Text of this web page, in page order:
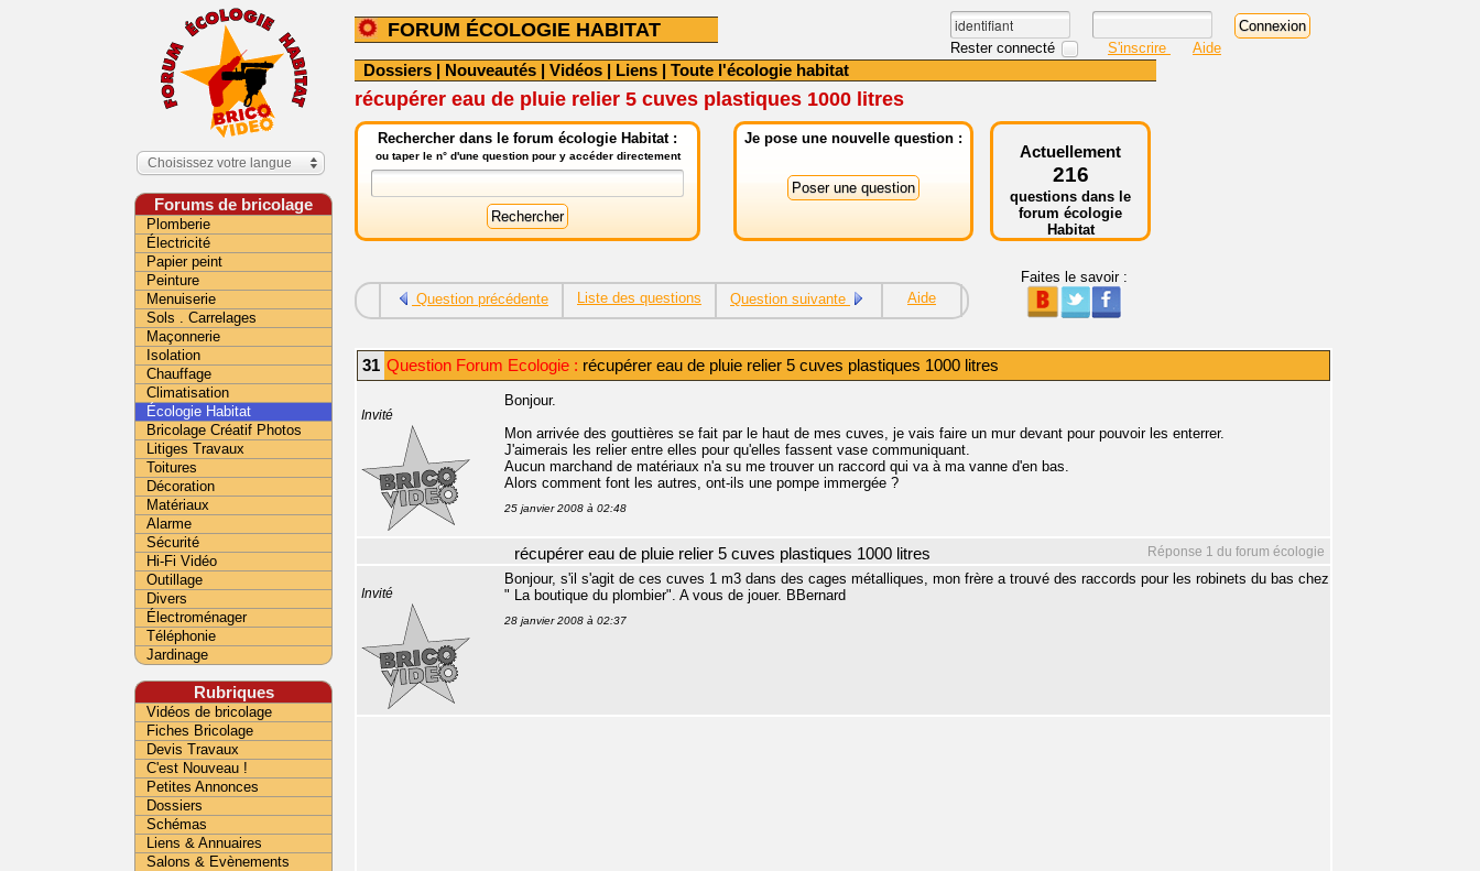
FORUM ÉCOLOGIE HABITAT
Rester connecté S'inscrire Aide
Dossiers | Nouveautés | Vidéos | Liens | Toute l'écologie habitat
récupérer eau de pluie relier 5 cuves plastiques 1000 litres
Rechercher dans le forum écologie Habitat :
ou taper le n° d'une question pour y accéder directement
Je pose une nouvelle question :
Actuellement
216
questions dans le
forum écologie
Habitat
Question précédente Liste des questions Question suivante Aide
Faites le savoir :
31 Question Forum Ecologie : récupérer eau de pluie relier 5 cuves plastiques 1000 litres
Invité
Bonjour.
Mon arrivée des gouttières se fait par le haut de mes cuves, je vais faire un mur devant pour pouvoir les enterrer.
J'aimerais les relier entre elles pour qu'elles fassent vase communiquant.
Aucun marchand de matériaux n'a su me trouver un raccord qui va à ma vanne d'en bas.
Alors comment font les autres, ont-ils une pompe immergée ?
25 janvier 2008 à 02:48
Réponse 1 du forum écologie
récupérer eau de pluie relier 5 cuves plastiques 1000 litres
Invité
Bonjour, s'il s'agit de ces cuves 1 m3 dans des cages métalliques, mon frère a trouvé des raccords pour les robinets du bas chez
" La boutique du plombier". A vous de jouer. BBernard
28 janvier 2008 à 02:37
Choisissez votre langue
Forums de bricolage
Plomberie
Électricité
Papier peint
Peinture
Menuiserie
Sols . Carrelages
Maçonnerie
Isolation
Chauffage
Climatisation
Écologie Habitat
Bricolage Créatif Photos
Litiges Travaux
Toitures
Décoration
Matériaux
Alarme
Sécurité
Hi-Fi Vidéo
Outillage
Divers
Électroménager
Téléphonie
Jardinage
Rubriques
Vidéos de bricolage
Fiches Bricolage
Devis Travaux
C'est Nouveau !
Petites Annonces
Dossiers
Schémas
Liens & Annuaires
Salons & Evènements